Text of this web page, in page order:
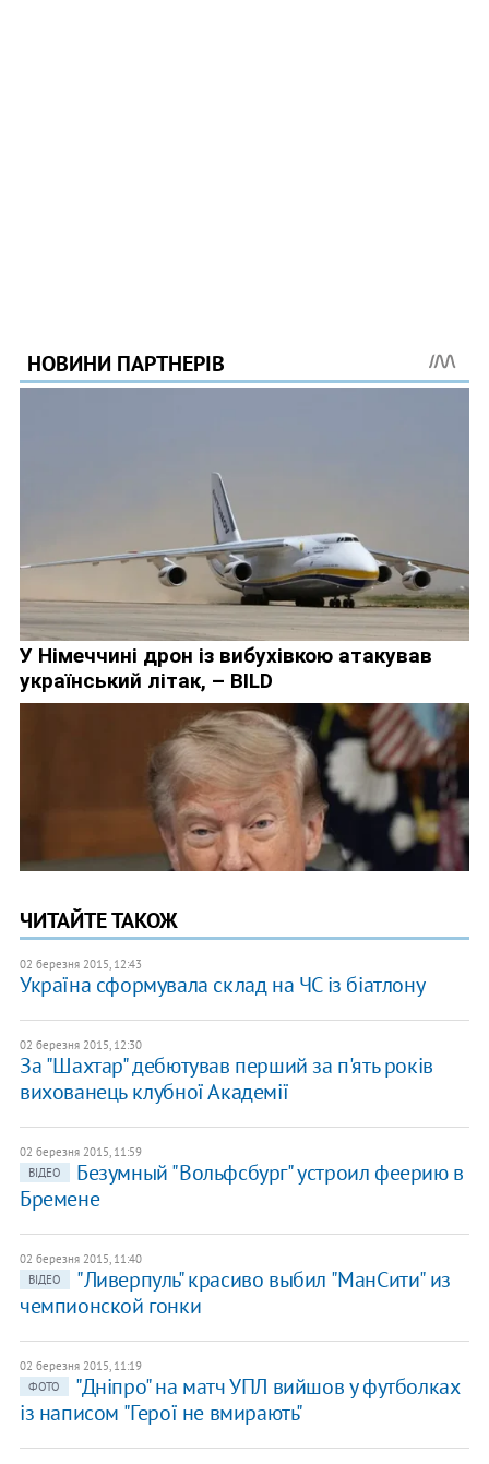
ЧИТАЙТЕ ТАКОЖ
02 березня 2015, 12:43
Україна сформувала склад на ЧС із біатлону
02 березня 2015, 12:30
За "Шахтар" дебютував перший за п'ять років
вихованець клубної Академії
02 березня 2015, 11:59
ВІДЕО
Безумный "Вольфсбург" устроил феерию в
Бремене
02 березня 2015, 11:40
ВІДЕО
"Ливерпуль" красиво выбил "МанСити" из
чемпионской гонки
02 березня 2015, 11:19
ФОТО
"Дніпро" на матч УПЛ вийшов у футболках
із написом "Герої не вмирають"